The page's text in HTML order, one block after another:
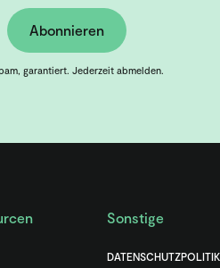
Abonnieren
garantiert. Jederzeit abmelden.
Sonstige
DATENSCHUTZPOLITIK